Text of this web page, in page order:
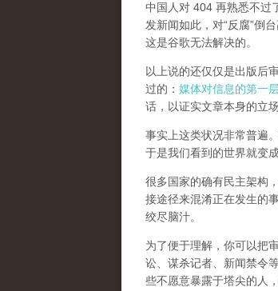
中国人对 404 再熟悉不过
发新闻如此，对“反腐”倒
这是谷歌无法解决的。
以上说的还仅仅是出版后
过的： 媒体对信息的第一
话，以证实文章本身的立
事实上这类状况非常普遍
于是我们看到的世界就变
很多国家的确有民主架构
接途径来混淆正在发生的
绞尽脑汁。
为了便于理解，你可以把
讼、谋杀记者、新闻禁令
些不愿意暴露于塔尖的人